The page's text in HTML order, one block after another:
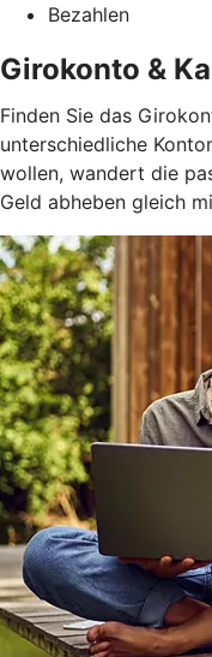
Bezahlen
Girokonto &
Finden Sie das
unterschiedliche
wollen, wandert die
Geld abheben gleich